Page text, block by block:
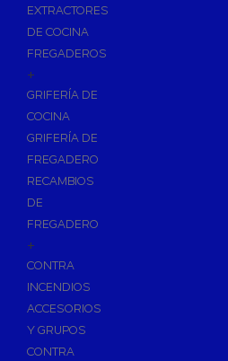
EXTRACTORES
DE COCINA
FREGADEROS
+
GRIFERÍA DE
COCINA
GRIFERÍA DE
FREGADERO
RECAMBIOS
DE
FREGADERO
+
CONTRA
INCENDIOS
ACCESORIOS
Y GRUPOS
CONTRA